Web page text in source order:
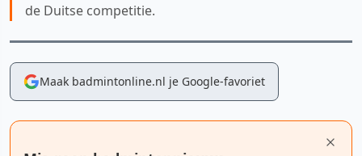
de Duitse competitie.
Maak badmintonline.nl je Google-favoriet